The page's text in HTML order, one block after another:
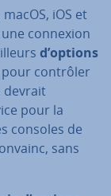
iOS et
connexion
d’options
pour contrôler
devrait
pour la
consoles de
sans